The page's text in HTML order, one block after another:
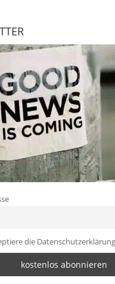
die